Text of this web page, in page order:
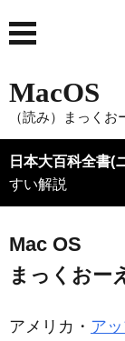
MacOS
（読み）まっくお
日本大百科全書(
すい解説
Mac OS
まっくおー
アメリカ・ ア